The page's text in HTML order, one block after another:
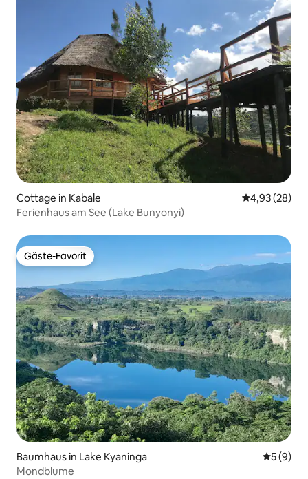
Cottage in Kabale
4,93 (28)
Ferienhaus am See (Lake Bunyonyi)
Gäste-Favorit
Gäste-Favorit
Baumhaus in Lake Kyaninga
5 (9)
Mondblume